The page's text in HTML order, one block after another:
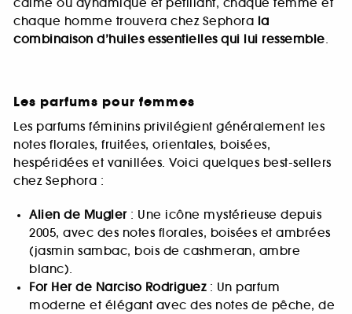
calme ou dynamique et pétillant, chaque femme et
chaque homme trouvera chez Sephora la
combinaison d’huiles essentielles qui lui ressemble.
Les parfums pour femmes
Les parfums féminins privilégient généralement les
notes florales, fruitées, orientales, boisées,
hespéridées et vanillées. Voici quelques best-sellers
chez Sephora :
Alien de Mugler: Une icône mystérieuse depuis
2005, avec des notes florales, boisées et ambrées
(jasmin sambac, bois de cashmeran, ambre
blanc).
For Her de Narciso Rodriguez: Un parfum
moderne et élégant avec des notes de pêche, de